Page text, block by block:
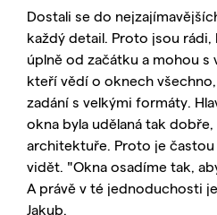
Dostali se do
každý detail. Proto jsou
úplně od začátku a mohou s
kteří vědí o oknech
zadání s velkými formáty.
okna byla udělaná tak
architektuře. Proto je
vidět. "Okna osadíme tak,
A právě v té jednoduchosti
Jakub.